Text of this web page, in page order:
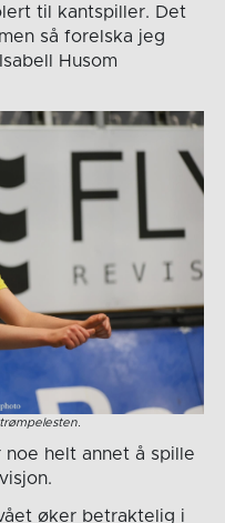
til kantspiller. Det
så forelska jeg
Husom
helt annet å spille
øker betraktelig i